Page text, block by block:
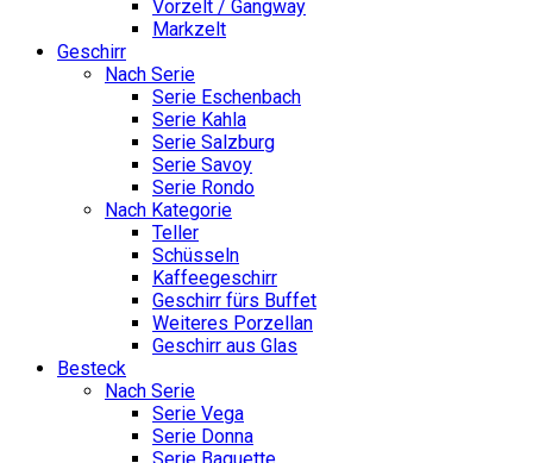
Vorzelt / Gangway
Markzelt
Geschirr
Nach Serie
Serie Eschenbach
Serie Kahla
Serie Salzburg
Serie Savoy
Serie Rondo
Nach Kategorie
Teller
Schüsseln
Kaffeegeschirr
Geschirr fürs Buffet
Weiteres Porzellan
Geschirr aus Glas
Besteck
Nach Serie
Serie Vega
Serie Donna